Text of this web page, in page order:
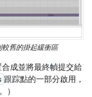
舊的掛起緩衝區
成並將最終幀提交給
跟踪點的一部分啟用，
）